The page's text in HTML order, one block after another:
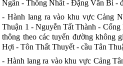
Ngân - Thống Nhất - Đặng Văn Bi -
- Hành lang ra vào khu vực Cảng
Thuận 1 - Nguyễn Tất Thành -
thông theo các tuyến đường không
Hợi - Tôn Thất Thuyết - cầu Tân
- Hành lang ra vào khu vực Cảng